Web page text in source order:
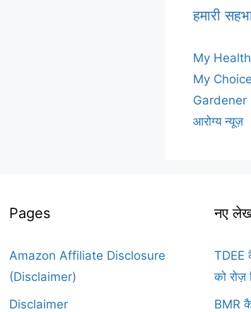
हमारी
My
My
Gardener
आरोग्य न्यूज़
Pages
Amazon Affiliate Disclosure
(Disclaimer)
Disclaimer
नए
TDEE
को रोज़
BMR